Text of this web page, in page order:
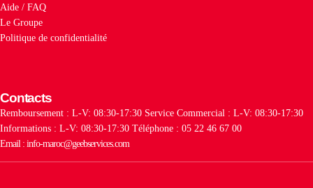
Aide / FAQ
Le Groupe
Politique de confidentialité
Contacts
Remboursement : L-V: 08:30-17:30 Service Commercial : L-V: 08:30-17:30
Informations : L-V: 08:30-17:30 Téléphone : 05 22 46 67 00
Email : info-maroc@geebservices.com